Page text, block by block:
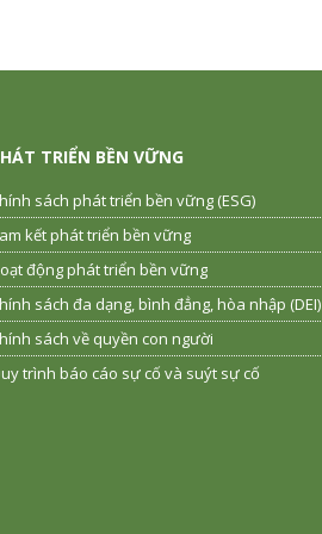
TRIỂN BỀN VỮNG
sách phát triển bền vững (ESG)
kết phát triển bền vững
động phát triển bền vững
sách đa dạng, bình đẳng, hòa nhập (DEI)
sách về quyền con người
trình báo cáo sự cố và suýt sự cố